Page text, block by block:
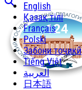
English
Қазақ тілі
Français
Polski
Забони тоҷикӣ
Tiếng Việt
العربية
日本語